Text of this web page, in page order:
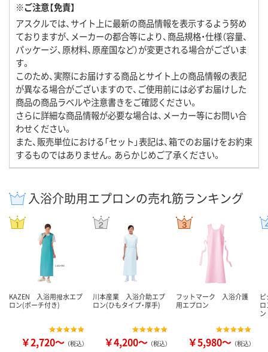
※ご注意【免責】
アスクルでは、サイト上に最新の商品情報を表示するよう努め
ておりますが、メーカーの都合等により、商品規格・仕様（容量、
パッケージ、原材料、原産国など）が変更される場合がございま
す。
このため、実際にお届けする商品とサイト上の商品情報の表記
が異なる場合がございますので、ご使用前には必ずお届けした
商品の商品ラベルや注意書きをご確認ください。
さらに詳細な商品情報が必要な場合は、メーカー等にお問い合
わせください。
また、販売単位における「セット」表記は、箱でのお届けをお約束
するものではありません。あらかじめご了承ください。
入浴介助用エプロンの売れ筋ランキング
KAZEN 入浴用撥水エプ
ロン(ポーチ付き)
￥2,720～ （税込）
川本産業 入浴介助エプ
ロン(ひもタイプ・厚手)
￥4,200～ （税込）
フットマーク 入浴介護
用エプロン
￥5,980～ （税込）